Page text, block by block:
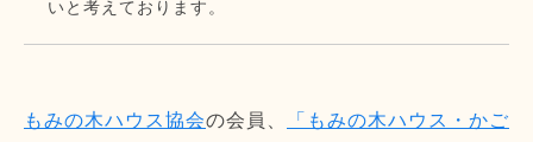
いと考えております。
もみの木ハウス協会の会員、
「もみの木ハウス・かご